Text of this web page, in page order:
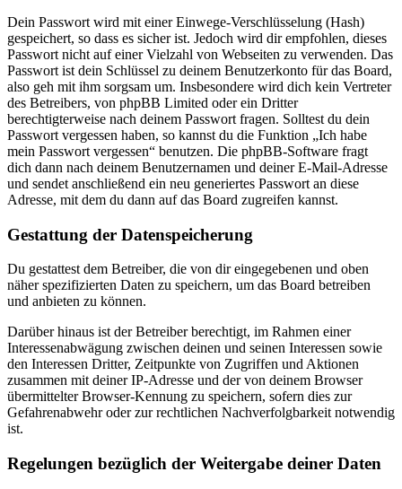
Dein Passwort wird mit einer Einwege-Verschlüsselung (Hash)
gespeichert, so dass es sicher ist. Jedoch wird dir empfohlen, dieses
Passwort nicht auf einer Vielzahl von Webseiten zu verwenden. Das
Passwort ist dein Schlüssel zu deinem Benutzerkonto für das Board,
also geh mit ihm sorgsam um. Insbesondere wird dich kein Vertreter
des Betreibers, von phpBB Limited oder ein Dritter
berechtigterweise nach deinem Passwort fragen. Solltest du dein
Passwort vergessen haben, so kannst du die Funktion „Ich habe
mein Passwort vergessen“ benutzen. Die phpBB-Software fragt
dich dann nach deinem Benutzernamen und deiner E-Mail-Adresse
und sendet anschließend ein neu generiertes Passwort an diese
Adresse, mit dem du dann auf das Board zugreifen kannst.
Gestattung der Datenspeicherung
Du gestattest dem Betreiber, die von dir eingegebenen und oben
näher spezifizierten Daten zu speichern, um das Board betreiben
und anbieten zu können.
Darüber hinaus ist der Betreiber berechtigt, im Rahmen einer
Interessenabwägung zwischen deinen und seinen Interessen sowie
den Interessen Dritter, Zeitpunkte von Zugriffen und Aktionen
zusammen mit deiner IP-Adresse und der von deinem Browser
übermittelter Browser-Kennung zu speichern, sofern dies zur
Gefahrenabwehr oder zur rechtlichen Nachverfolgbarkeit notwendig
ist.
Regelungen bezüglich der Weitergabe deiner Daten